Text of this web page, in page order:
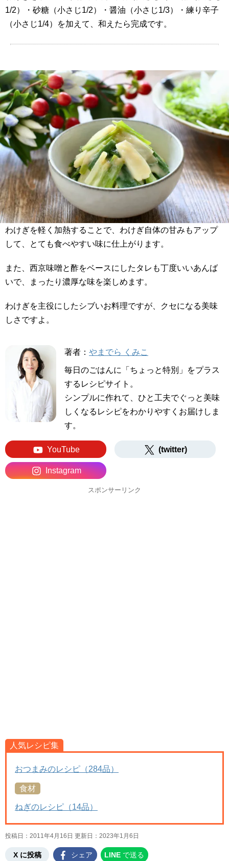
1/2）・砂糖（小さじ1/2）・醤油（小さじ1/3）・練り辛子
（小さじ1/4）を加えて、和えたら完成です。
わけぎを軽く加熱することで、わけぎ自体の甘みもアップ
して、とても食べやすい味に仕上がります。
また、西京味噌と酢をベースにしたタレも丁度いいあんば
いで、まったり濃厚な味を楽しめます。
わけぎを主役にしたシブいお料理ですが、クセになる美味
しさですよ。
著者： やまでら くみこ
毎日のごはんに「ちょっと特別」をプラス
するレシピサイト。
シンプルに作れて、ひと工夫でぐっと美味
しくなるレシピをわかりやすくお届けしま
す。
YouTube (twitter)
Instagram
スポンサーリンク
人気レシピ集
おつまみのレシピ（284品）
食材
ねぎのレシピ（14品）
投稿日：2011年4月16日 更新日： 2023年1月6日
X に投稿 シェア LINE で送る